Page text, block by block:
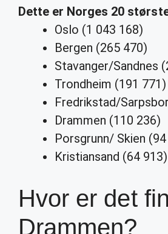
Dette er Norges 20
Oslo (1 043 168)
Bergen (265 470)
Stavanger/Sandnes
Trondheim (191 771)
Fredrikstad/
Drammen (110 236)
Porsgrunn/ Skien
Kristiansand (64 913)
Hvor er det
Drammen?